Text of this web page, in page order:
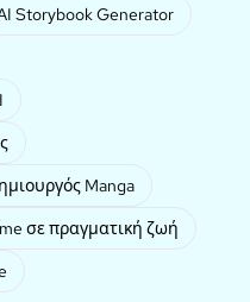
Storybook Generator
Manga
σε πραγματική ζωή